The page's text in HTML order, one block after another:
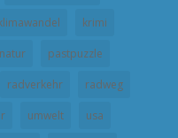
krimi
natur pastpuzzle
radverkehr radweg
umwelt usa